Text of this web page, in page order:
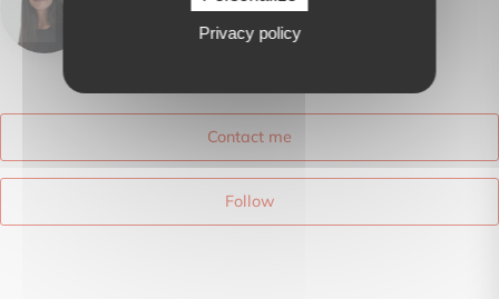
Marcel immo
View phone number
Contact me
Follow
Privacy policy